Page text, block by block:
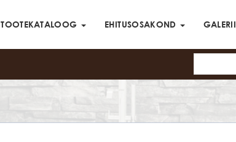
TOOTEKATALOOG EHITUSOSAKOND GALERII